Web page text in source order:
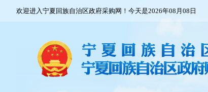
欢迎进入宁夏回族自治区政府采购网！今天是2026年08月08日